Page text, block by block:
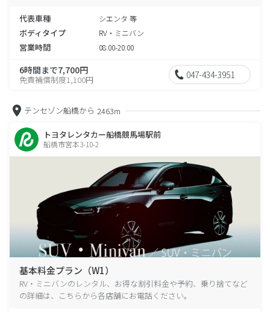
代表車種 シエンタ 等
ボディタイプ RV・ミニバン
営業時間 08:00-20:00
6時間まで7,700円
免責補償制度1,100円 047-434-3951
テンセゾン船橋から 2463m
トヨタレンタカー船橋競馬場駅前
船橋市宮本3-10-2
基本料金プラン（W1）
RV・ミニバンのレンタル、お得な割引料金や予約、乗り捨てなど
の詳細は、こちらから各店舗にお電話ください。